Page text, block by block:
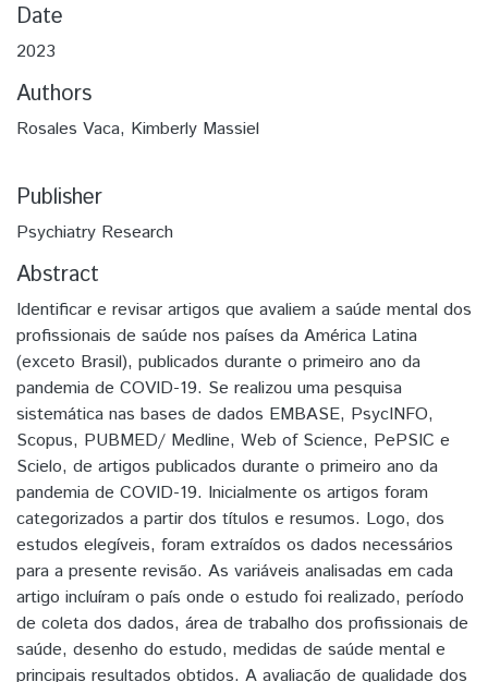
Date
2023
Authors
Rosales Vaca, Kimberly Massiel
Publisher
Psychiatry Research
Abstract
Identificar e revisar artigos que avaliem a saúde mental dos
profissionais de saúde nos países da América Latina
(exceto Brasil), publicados durante o primeiro ano da
pandemia de COVID-19. Se realizou uma pesquisa
sistemática nas bases de dados EMBASE, PsycINFO,
Scopus, PUBMED/ Medline, Web of Science, PePSIC e
Scielo, de artigos publicados durante o primeiro ano da
pandemia de COVID-19. Inicialmente os artigos foram
categorizados a partir dos títulos e resumos. Logo, dos
estudos elegíveis, foram extraídos os dados necessários
para a presente revisão. As variáveis analisadas em cada
artigo incluíram o país onde o estudo foi realizado, período
de coleta dos dados, área de trabalho dos profissionais de
saúde, desenho do estudo, medidas de saúde mental e
principais resultados obtidos. A avaliação de qualidade dos